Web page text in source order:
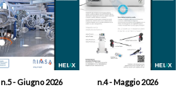
n.5 - Giugno 2026 n.4 - Maggio 2026